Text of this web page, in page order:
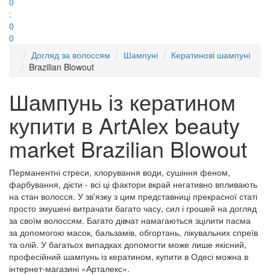
:
0
0
Догляд за волоссям
Шампуні
Кератинові шампуні
Brazilian Blowout
Шампунь із кератином
купити в ArtAlex beauty
market Brazilian Blowout
Перманентні стреси, хлорування води, сушіння феном,
фарбування, дієти - всі ці фактори вкрай негативно впливають
на стан волосся. У зв'язку з цим представниці прекрасної статі
просто змушені витрачати багато часу, сил і грошей на догляд
за своїм волоссям. Багато дівчат намагаються зцілити пасма
за допомогою масок, бальзамів, обгортань, лікувальних спреїв
та олій. У багатьох випадках допомогти може лише якісний,
професійний шампунь із кератином, купити в Одесі можна в
інтернет-магазині «Арталекс».